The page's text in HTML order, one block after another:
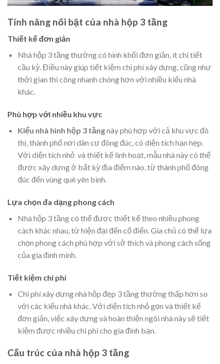
Tính năng nổi bật của nhà hộp 3 tầng
Thiết kế đơn giản
Nhà hộp 3 tầng thường có hình khối đơn giản, ít chi tiết
cầu kỳ. Điều này giúp tiết kiệm chi phí xây dựng, cũng như
thời gian thi công nhanh chóng hơn với nhiều kiểu nhà
khác.
Phù hợp với nhiều khu vực
Kiểu nhà hình hộp 3 tầngnày phù hợp với cả khu vực đô
thị, thành phố nơi dân cư đông đúc, có diện tích hạn hẹp.
Với diện tích nhỏ và thiết kế linh hoạt, mẫu nhà này có thể
được xây dựng ở bất kỳ địa điểm nào, từ thành phố đông
đúc đến vùng quê yên bình.
Lựa chọn đa dạng phong cách
Nhà hộp 3 tầng có thể được thiết kế theo nhiều phong
cách khác nhau, từ hiện đại đến cổ điển. Gia chủ có thể lựa
chọn phong cách phù hợp với sở thích và phong cách sống
của gia đình mình.
Tiết kiệm chi phí
Chi phí xây dựng nhà hộp đẹp 3 tầng thường thấp hơn so
với các kiểu nhà khác. Với diện tích nhỏ gọn và thiết kế
đơn giản, việc xây dựng và hoàn thiện ngôi nhà này sẽ tiết
kiệm được nhiều chi phí cho gia đình bạn.
Cấu trúc của nhà hộp 3 tầng